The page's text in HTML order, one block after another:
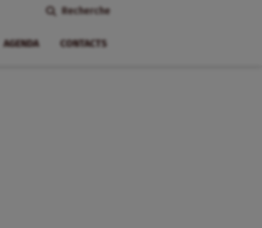
Recherche
AGENDA CONTACTS